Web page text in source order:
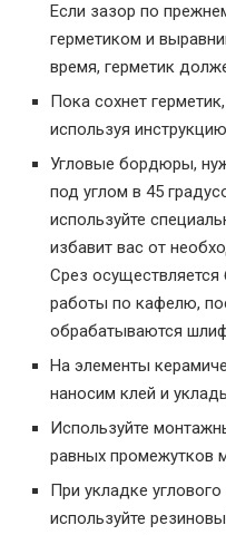
Если зазор по
герметиком и
время, герметик
Пока сохнет
используя
Угловые бордюры,
под углом в 45
используйте
избавит вас от
Срез
работы по кафелю,
обрабатываются
На элементы
наносим клей и
Используйте
равных промежутков
При укладке
используйте